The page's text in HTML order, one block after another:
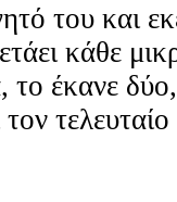
του και
κάθε
το έκανε
τελευταίο